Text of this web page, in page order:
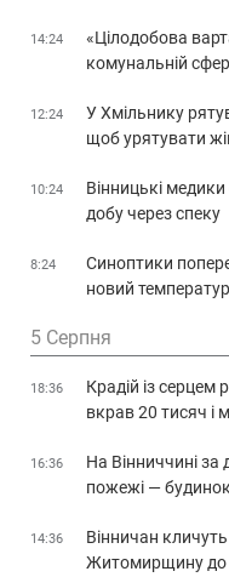
14:24
«Цілодобова
комунальній
12:24
У Хмільнику
щоб урятувати
10:24
Вінницькі
добу через спеку
8:24
Синоптики
новий
5 Серпня
18:36
Крадій із серцем
вкрав 20 тисяч і
16:36
На Вінниччині за
пожежі — будинок
14:36
Вінничан
Житомирщину до